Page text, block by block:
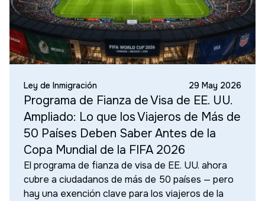
Ley de Inmigración 29 May 2026
Programa de Fianza de Visa de EE. UU.
Ampliado: Lo que los Viajeros de Más de
50 Países Deben Saber Antes de la
Copa Mundial de la FIFA 2026
El programa de fianza de visa de EE. UU. ahora
cubre a ciudadanos de más de 50 países — pero
hay una exención clave para los viajeros de la